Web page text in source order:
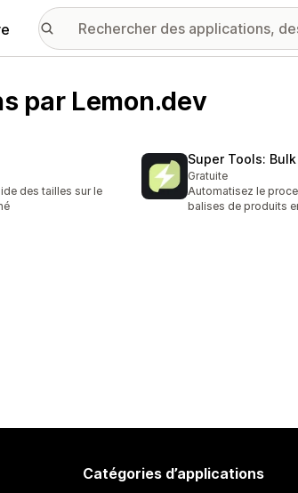
par Lemon.dev
des tailles sur le
Super Tools:
Gratuite
Automatisez le
balises de produits
Catégories d’applications